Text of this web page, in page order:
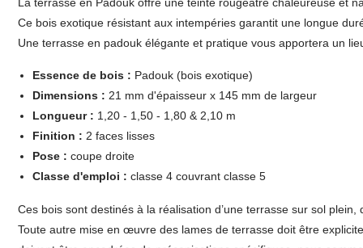
Ce bois exotique résistant aux intempéries garantit une longue
Une terrasse en padouk élégante et pratique vous apportera un
Essence de bois : Padouk (bois exotique)
Dimensions : 21 mm d'épaisseur x 145 mm de largeur
Longueur : 1,20 - 1,50 - 1,80 & 2,10 m
Finition : 2 faces lisses
Pose : coupe droite
Classe d'emploi : classe 4 couvrant classe 5
Ces bois sont destinés à la réalisation d’une terrasse sur sol
Toute autre mise en œuvre des lames de terrasse doit être